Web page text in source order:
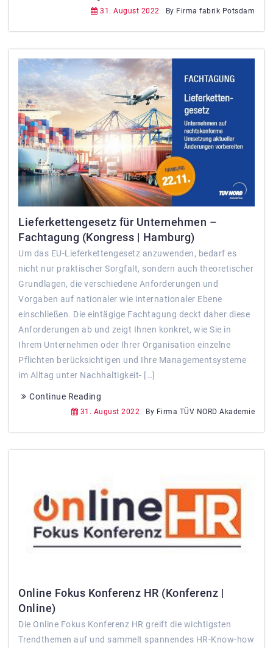
31. August 2022 By Firma fabrik Potsdam
Lieferkettengesetz für Unternehmen –
Fachtagung (Kongress | Hamburg)
Um das EU-Lieferkettengesetz anzuwenden, bedarf es
nicht nur praktischer Sorgfalt, sondern auch theoretischer
Grundlagen, die verschiedene Anforderungen und
Vorgaben auf nationaler wie internationaler Ebene
einschließen. Die eintägige Fachtagung deckt daher diese
Anforderungen ab und zeigt Ihnen konkret, wie Sie in
Ihrem Unternehmen oder Ihrer Organisation einzelne
Pflichten berücksichtigen und Ihre Managementsysteme
im Alltag unter Nachhaltigkeit- […]
Continue Reading
31. August 2022 By Firma TÜV NORD Akademie
Online Fokus Konferenz HR (Konferenz |
Online)
Die Online Fokus Konferenz HR greift die wichtigsten
Trendthemen auf und sammelt spannendes HR-Know-how